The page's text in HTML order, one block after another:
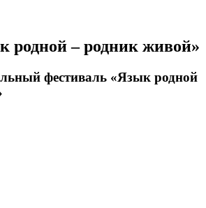
родной – родник живой»
фестиваль «Язык родной